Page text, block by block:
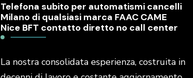
Telefona subito per automatismi cancelli
Milano di qualsiasi marca FAAC CAME
Nice BFT contatto diretto no call center
La nostra consolidata esperienza, costruita in